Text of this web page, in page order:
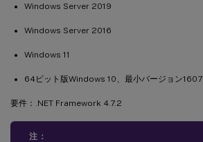
Windows Server 2019
Windows Server 2016
Windows 11
64ビット版Windows 10、最小バージョン1607
要件：.NET Framework 4.7.2
注：